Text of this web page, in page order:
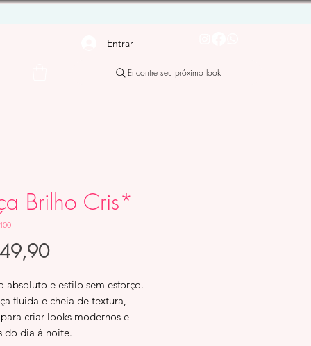
Entrar
Encontre seu próximo look
Brilho Cris*
Preço
absoluto e estilo sem esforço.
fluida e cheia de textura,
criar looks modernos e
do dia à noite.